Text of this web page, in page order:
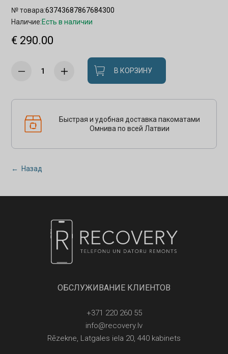
№ товара:63743687867684300
Наличие:Есть в наличии
€ 290.00
В КОРЗИНУ
Быстрая и удобная доставка пакоматами
Омнива по всей Латвии
← Назад
ОБСЛУЖИВАНИЕ КЛИЕНТОВ
+371 220 260 55
info@recovery.lv
Rēzekne, Latgales iela 20, 440 kabinets